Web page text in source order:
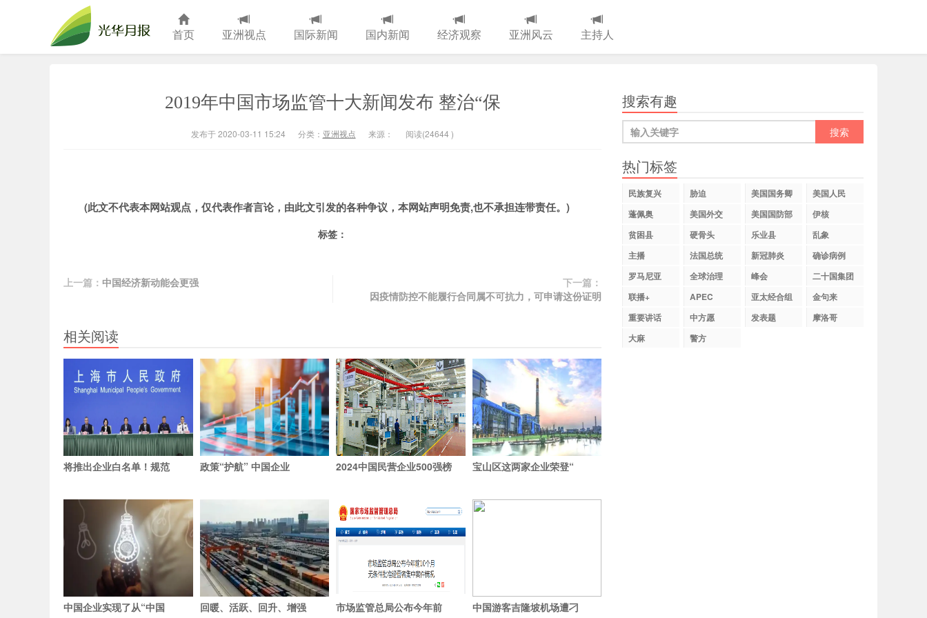
首页 亚洲视点 国际新闻 国内新闻 经济观察 亚洲风云 主持人
2019年中国市场监管十大新闻发布 整治“保
发布于 2020-03-11 15:24 分类： 亚洲视点 来源： 阅读(24644 )
(此文不代表本网站观点，仅代表作者言论，由此文引发的各种争议，本网站声明免责,也不承担连带责任。)
标签：
上一篇： 中国经济新动能会更强
下一篇：
因疫情防控不能履行合同属不可抗力，可申请这份证明
相关阅读
将推出企业白名单！规范 政策“护航” 中国企业 2024中国民营企业500强榜 宝山区这两家企业荣登“
中国企业实现了从“中国 回暖、活跃、回升、增强 市场监管总局公布今年前 中国游客吉隆坡机场遭刁
搜索有趣
热门标签
民族复兴 胁迫 美国国务卿
美国人民
蓬佩奥
美国外交 美国国防部
伊核
贫困县
硬骨头 乐业县
乱象
主播
法国总统 新冠肺炎
确诊病例
罗马尼亚
全球治理 峰会
二十国集团
联播+
APEC
亚太经合组
金句来
重要讲话
中方愿 发表题
摩洛哥
大麻
警方